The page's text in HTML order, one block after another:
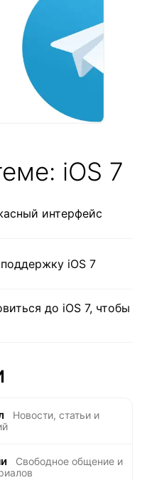
iOS 7
интерфейс
iOS 7
до iOS 7, чтобы
Новости, статьи и
Свободное общение и